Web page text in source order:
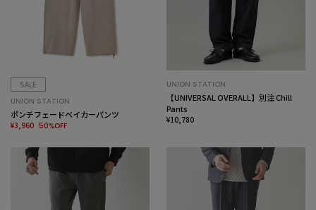
SALE
UNION STATION
ポンチフェードベイカーパンツ
¥3,960 50%OFF
UNION STATION
【UNIVERSAL OVERALL】別注 Chill
Pants
¥10,780